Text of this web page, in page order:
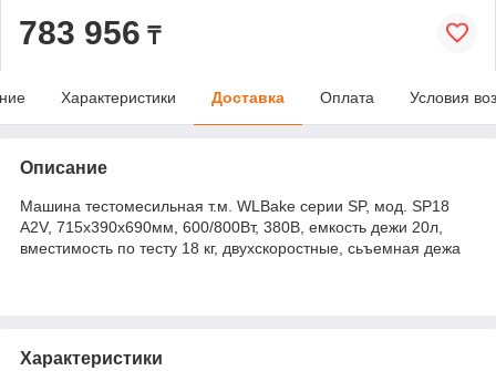
783 956 ₸
Характеристики Доставка Оплата Условия
Описание
Машина тестомесильная т.м. WLBake серии SP, мод. SP18
A2V, 715х390х690мм, 600/800Вт, 380В, емкость дежи 20л,
вместимость по тесту 18 кг, двухскоростные, сьъемная дежа
Характеристики